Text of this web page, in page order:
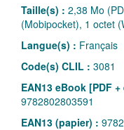
Taille(s) : 2,38 Mo
(Mobipocket), 1 octet
Langue(s) : Français
Code(s) CLIL : 3081
EAN13 eBook [PDF
9782802803591
EAN13 (papier) :